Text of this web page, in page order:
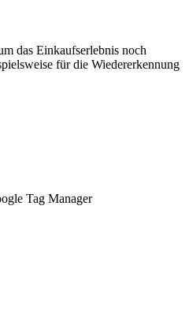
das Einkaufserlebnis noch
für die Wiedererkennung
Tag Manager